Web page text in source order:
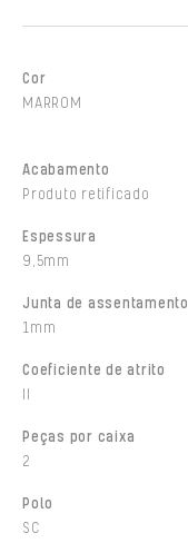
Cor
MARROM
Acabamento
Produto retificado
Espessura
9,5mm
Junta de assentamento
1mm
Coeficiente de atrito
Peças por caixa
2
Polo
SC